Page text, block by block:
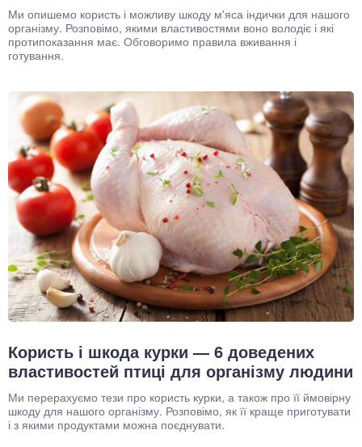
Ми опишемо користь і можливу шкоду м'яса індички для нашого
організму. Розповімо, якими властивостями воно володіє і які
протипоказання має. Обговоримо правила вживання і
готування.
Користь і шкода курки — 6 доведених
властивостей птиці для організму людини
Ми перерахуємо тези про користь курки, а також про її ймовірну
шкоду для нашого організму. Розповімо, як її краще приготувати
і з якими продуктами можна поєднувати.